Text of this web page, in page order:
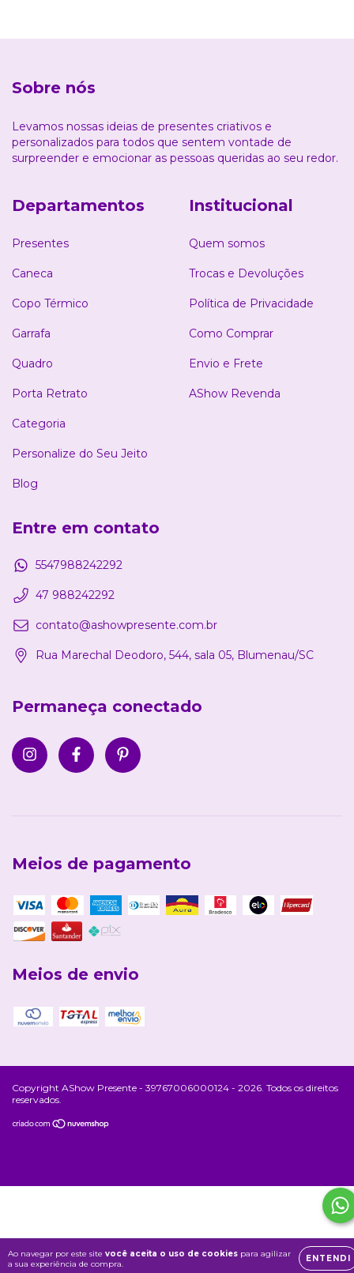
Ao navegar por este site você aceita o uso de cookies para agilizar
a sua experiência de compra.
ENTENDI
Sobre nós
Levamos nossas ideias de presentes criativos e
personalizados para todos que sentem vontade de
surpreender e emocionar as pessoas queridas ao seu redor.
Departamentos
Presentes
Caneca
Copo Térmico
Garrafa
Quadro
Porta Retrato
Categoria
Personalize do Seu Jeito
Blog
Institucional
Quem somos
Trocas e Devoluções
Política de Privacidade
Como Comprar
Envio e Frete
AShow Revenda
Entre em contato
5547988242292
47 988242292
contato@ashowpresente.com.br
Rua Marechal Deodoro, 544, sala 05, Blumenau/SC
Permaneça conectado
Meios de pagamento
Meios de envio
Copyright AShow Presente - 39767006000124 - 2026. Todos os direitos
reservados.